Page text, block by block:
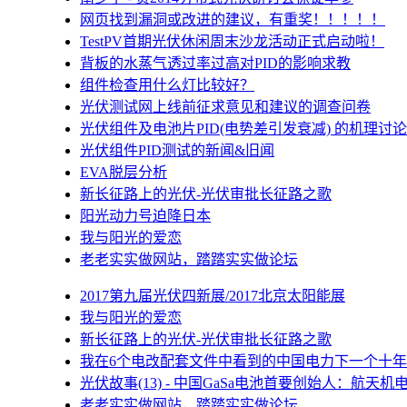
网页找到漏洞或改进的建议，有重奖！！！！！
TestPV首期光伏休闲周末沙龙活动正式启动啦！
背板的水蒸气透过率过高对PID的影响求教
组件检查用什么灯比较好？
光伏测试网上线前征求意见和建议的调查问卷
光伏组件及电池片PID(电势差引发衰减) 的机理讨论
光伏组件PID测试的新闻&旧闻
EVA脱层分析
新长征路上的光伏-光伏审批长征路之歌
阳光动力号迫降日本
我与阳光的爱恋
老老实实做网站，踏踏实实做论坛
2017第九届光伏四新展/2017北京太阳能展
我与阳光的爱恋
新长征路上的光伏-光伏审批长征路之歌
我在6个电改配套文件中看到的中国电力下一个十年
光伏故事(13) - 中国GaSa电池首要创始人：航天机